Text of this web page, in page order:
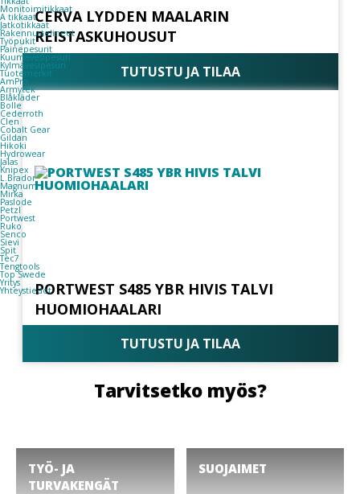
Monitoimitikkaat
A tikkaat
Jatkotikkaat
Rakennustelineet
Työpukit
Painepesurit
Kuumavesipesuri
Kylmävesipesuri
Tuotemerkit
AmPro
Armytek
Blåkläder
Bolle
Cederroth
Clen
Cobalt Gear
Gildan
Hikoki
Hydrowear
Jalas
Knipex
L.Brador
Magnum
Mirka
Paslode
Petzl
Portwest
Ruko
Senco
Sievi
Spit
Tec7
Tengtools
Top Swede
Yritys
Yhteystiedot
CERVA LYDDEN MAALARIN
REISTASKUHOUSUT
TUTUSTU JA TILAA
PORTWEST S485 YBR HIVIS TALVI
HUOMIOHAALARI
TUTUSTU JA TILAA
Tarvitsetko myös?
TYÖ- JA
TURVAKENGÄT
SUOJAIMET